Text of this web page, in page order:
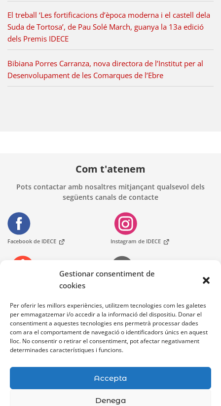
Gestionar consentiment de
cookies
Per oferir les millors experiències, utilitzem tecnologies com les galetes
per emmagatzemar i/o accedir a la informació del dispositiu. Donar el
consentiment a aquestes tecnologies ens permetrà processar dades
com ara el comportament de navegació o identificadors únics en aquest
lloc. No consentir o retirar el consentiment, pot afectar negativament
determinades característiques i funcions.
Accepta
Denega
El treball ‘Les fortificacions d’època moderna i el castell dela
Suda de Tortosa’, de Pau Solé March, guanya la 13a edició
dels Premis IDECE
Bibiana Porres Carranza, nova directora de l’Institut per al
Desenvolupament de les Comarques de l’Ebre
Com t'atenem
Pots contactar amb nosaltres mitjançant qualsevol dels
següents canals de contacte
Facebook de IDECE
Oficines d'Atenció Ciutadania
Bústia de contacte
Instagram de IDECE